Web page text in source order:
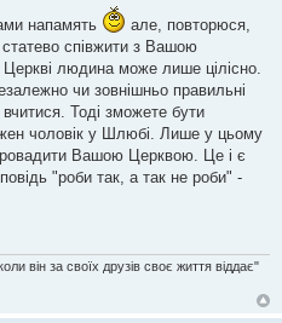
напамять
але, повторюся,
співжити з Вашою
людина може лише цілісно.
чи зовнішньо правильні
Тоді зможете бути
чоловік у Шлюбі. Лише у цьому
Вашою Церквою. Це і є
"роби так, а так не роби" -
він за своїх друзів своє життя віддає"